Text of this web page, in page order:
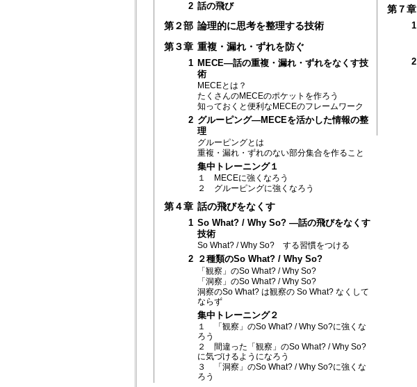
2 話の飛び
第２部 論理的に思考を整理する技術
第３章 重複・漏れ・ずれを防ぐ
1 MECE―話の重複・漏れ・ずれをなくす技
術
MECEとは？
たくさんのMECEのポケットを作ろう
知っておくと便利なMECEのフレームワーク
2 グルーピング―MECEを活かした情報の整
理
グルーピングとは
重複・漏れ・ずれのない部分集合を作ること
集中トレーニング１
１ MECEに強くなろう
２ グルーピングに強くなろう
第４章 話の飛びをなくす
1 So What? / Why So? ―話の飛びをなくす
技術
So What? / Why So? する習慣をつける
2 ２種類のSo What? / Why So?
「観察」のSo What? / Why So?
「洞察」のSo What? / Why So?
洞察のSo What? は観察の So What? なくして
ならず
集中トレーニング２
１ 「観察」のSo What? / Why So?に強くな
ろう
２ 間違った「観察」のSo What? / Why So?
に気づけるようになろう
３ 「洞察」のSo What? / Why So?に強くな
ろう
第７章
1
2